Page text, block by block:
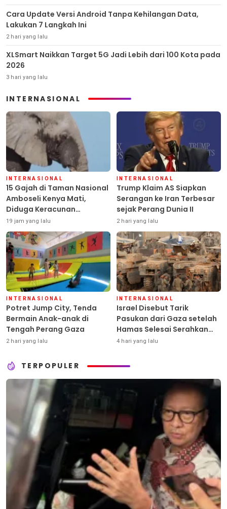
Cara Update Versi Android Tanpa Kehilangan Data,
Lakukan 7 Langkah Ini
2 hari yang lalu
XLSmart Naikkan Target 5G Jadi Lebih dari 100 Kota pada
2026
3 hari yang lalu
INTERNASIONAL
INTERNASIONAL
15 Gajah di Taman Nasional
Amboseli Kenya Mati,
Diduga Keracunan
Pestisida
19 jam yang lalu
INTERNASIONAL
Trump Klaim AS Siapkan
Serangan ke Iran Terbesar
sejak Perang Dunia II
2 hari yang lalu
INTERNASIONAL
Potret Jump City, Tenda
Bermain Anak-anak di
Tengah Perang Gaza
2 hari yang lalu
INTERNASIONAL
Israel Disebut Tarik
Pasukan dari Gaza setelah
Hamas Selesai Serahkan
Senjata
4 hari yang lalu
TERPOPULER